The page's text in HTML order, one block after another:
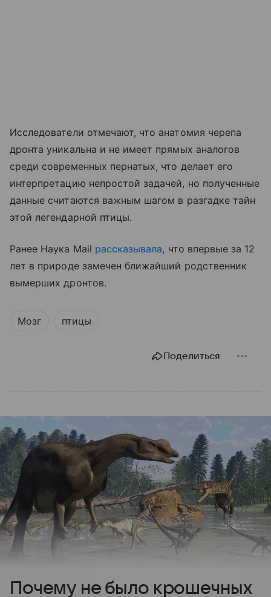
Исследователи отмечают, что анатомия черепа
дронта уникальна и не имеет прямых аналогов
среди современных пернатых, что делает его
интерпретацию непростой задачей, но полученные
данные считаются важным шагом в разгадке тайн
этой легендарной птицы.
Ранее Наука Mail рассказывала, что впервые за 12
лет в природе замечен ближайший родственник
вымерших дронтов.
Мозг птицы
Поделиться
Почему не было крошечных